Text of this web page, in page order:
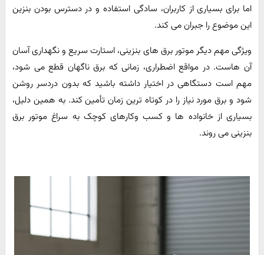
اما برای بسیاری از کاربران، سادگی استفاده و در دسترس بودن بنزین
این موضوع را جبران می کند.
ویژگی مهم دیگر موتور برق های بنزینی، استارت سریع و نگهداری آسان
آن هاست. در مواقع اضطراری، زمانی که برق ناگهان قطع می شود،
مهم است دستگاهی در اختیار داشته باشید که بدون دردسر روشن
شود و برق مورد نیاز را در کوتاه ترین زمان تأمین کند. به همین دلیل،
بسیاری از خانواده ها و کسب وکارهای کوچک به سراغ موتور برق
بنزینی می روند.